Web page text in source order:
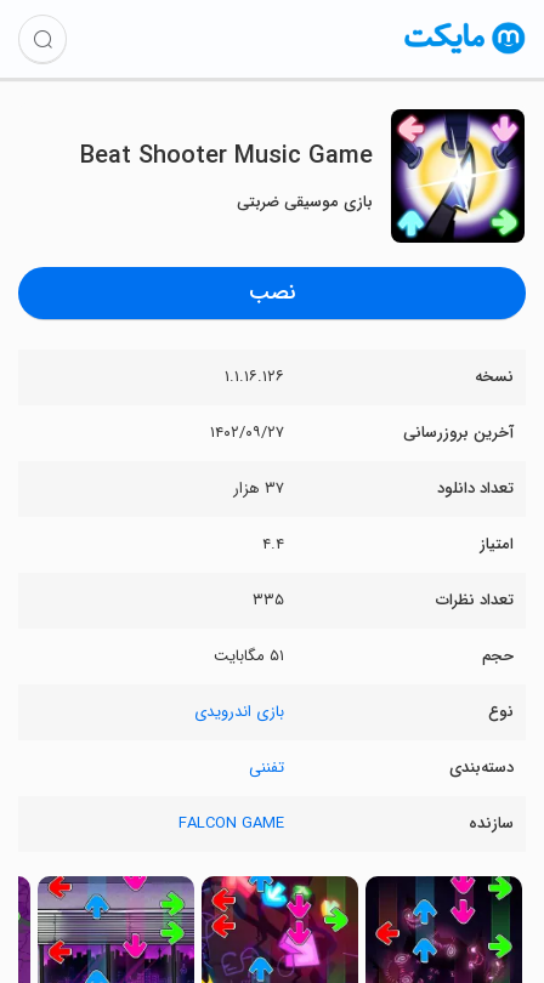
Beat Shooter Music Game
بازی موسیقی ضربتی
نصب
نسخه ۱.۱.۱۶.۱۲۶
آخرین بروزرسانی ۱۴۰۲/۰۹/۲۷
تعداد دانلود ۳۷ هزار
امتیاز ۴.۴
تعداد نظرات ۳۳۵
حجم ۵۱ مگابایت
نوع بازی اندرویدی
دسته‌بندی تفننی
سازنده FALCON GAME